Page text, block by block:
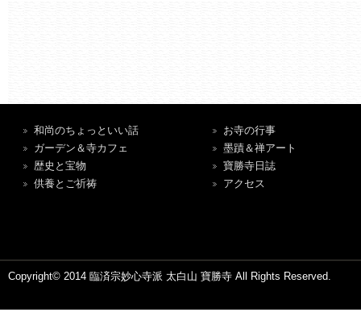
和尚のちょっといい話
ガーデン＆寺カフェ
歴史と宝物
供養とご祈祷
お寺の行事
墨蹟＆禅アート
寶勝寺日誌
アクセス
Copyright© 2014 臨済宗妙心寺派 太白山 寶勝寺 All Rights Reserved.